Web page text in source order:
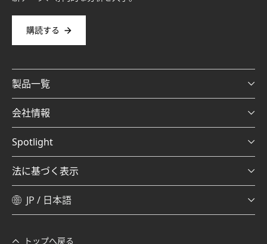
購読する
製品一覧
会社情報
Spotlight
法に基づく表示
JP / 日本語
トップへ戻る